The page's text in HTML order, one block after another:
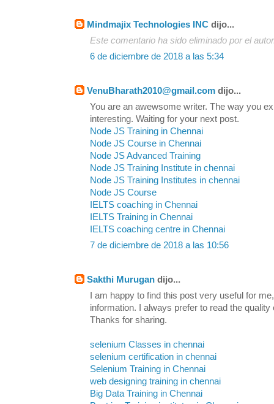
Mindmajix Technologies INC dijo...
Este comentario ha sido eliminado por el
6 de diciembre de 2018 a las 5:34
VenuBharath2010@gmail.com dijo...
You are an awewsome writer. The way you
interesting. Waiting for your next post.
Node JS Training in Chennai
Node JS Course in Chennai
Node JS Advanced Training
Node JS Training Institute in chennai
Node JS Training Institutes in chennai
Node JS Course
IELTS coaching in Chennai
IELTS Training in Chennai
IELTS coaching centre in Chennai
7 de diciembre de 2018 a las 10:56
Sakthi Murugan dijo...
I am happy to find this post very useful for
information. I always prefer to read the
Thanks for sharing.
selenium Classes in chennai
selenium certification in chennai
Selenium Training in Chennai
web designing training in chennai
Big Data Training in Chennai